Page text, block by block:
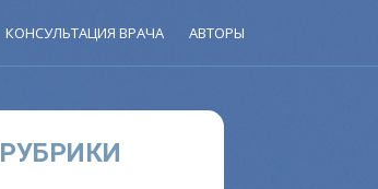
КОНСУЛЬТАЦИЯ ВРАЧА АВТОРЫ
РУБРИКИ